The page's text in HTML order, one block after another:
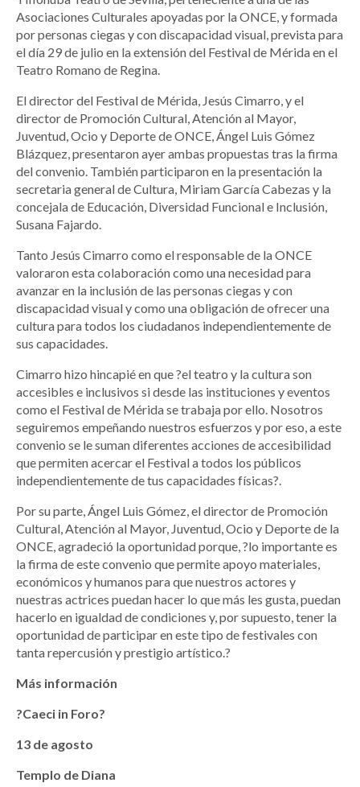
Asociaciones Culturales apoyadas por la ONCE, y formada
por personas ciegas y con discapacidad visual, prevista para
el día 29 de julio en la extensión del Festival de Mérida en el
Teatro Romano de Regina.
El director del Festival de Mérida, Jesús Cimarro, y el
director de Promoción Cultural, Atención al Mayor,
Juventud, Ocio y Deporte de ONCE, Ángel Luis Gómez
Blázquez, presentaron ayer ambas propuestas tras la firma
del convenio. También participaron en la presentación la
secretaria general de Cultura, Miriam García Cabezas y la
concejala de Educación, Diversidad Funcional e Inclusión,
Susana Fajardo.
Tanto Jesús Cimarro como el responsable de la ONCE
valoraron esta colaboración como una necesidad para
avanzar en la inclusión de las personas ciegas y con
discapacidad visual y como una obligación de ofrecer una
cultura para todos los ciudadanos independientemente de
sus capacidades.
Cimarro hizo hincapié en que ?el teatro y la cultura son
accesibles e inclusivos si desde las instituciones y eventos
como el Festival de Mérida se trabaja por ello. Nosotros
seguiremos empeñando nuestros esfuerzos y por eso, a este
convenio se le suman diferentes acciones de accesibilidad
que permiten acercar el Festival a todos los públicos
independientemente de tus capacidades físicas?.
Por su parte, Ángel Luis Gómez, el director de Promoción
Cultural, Atención al Mayor, Juventud, Ocio y Deporte de la
ONCE, agradeció la oportunidad porque, ?lo importante es
la firma de este convenio que permite apoyo materiales,
económicos y humanos para que nuestros actores y
nuestras actrices puedan hacer lo que más les gusta, puedan
hacerlo en igualdad de condiciones y, por supuesto, tener la
oportunidad de participar en este tipo de festivales con
tanta repercusión y prestigio artístico.?
Más información
?Caeci in Foro?
13 de agosto
Templo de Diana